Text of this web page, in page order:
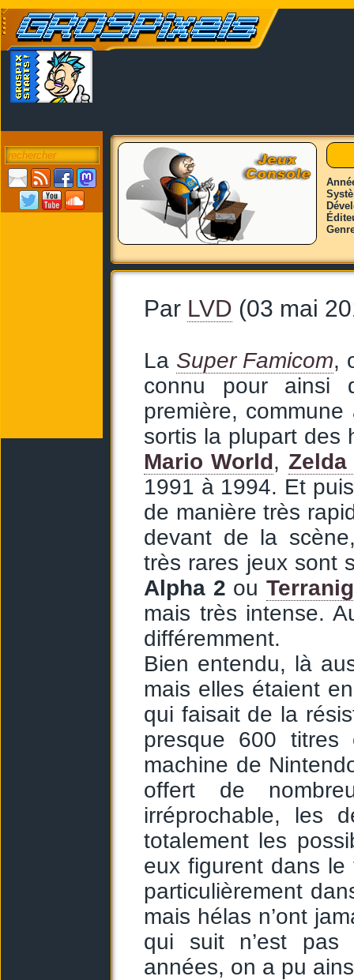
Par LVD (03 mai
La Super Famicom,
connu pour ainsi
première,
sortis la plupart des
Mario World, Zelda
1991 à 1994. Et
de manière très
devant de la
très rares jeux sont
Alpha 2 ou
mais très intense.
différemment.
Bien entendu, là
mais elles étaient
qui faisait de la
presque 600
machine de
offert de
irréprochable, les
totalement les
eux figurent dans
particulièrement
mais hélas n’ont
qui suit n’est pas
années, on a pu